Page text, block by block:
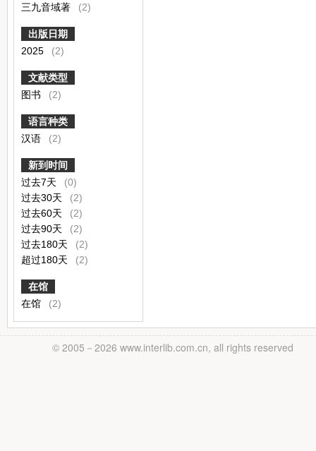
三九音域著
(2)
出版日期
2025
(2)
文献类型
图书
(2)
语言种类
汉语
(2)
新到时间
过去7天
(0)
过去30天
(2)
过去60天
(2)
过去90天
(2)
过去180天
(2)
超过180天
(2)
在馆
在馆
(2)
© 2005－ 2026 www.interlib.com.cn, all rights reserved